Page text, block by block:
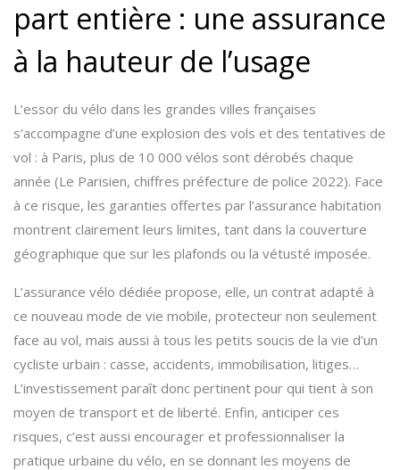
part entière : une assurance
à la hauteur de l’usage
L’essor du vélo dans les grandes villes françaises
s'accompagne d’une explosion des vols et des tentatives de
vol : à Paris, plus de 10 000 vélos sont dérobés chaque
année (Le Parisien, chiffres préfecture de police 2022). Face
à ce risque, les garanties offertes par l’assurance habitation
montrent clairement leurs limites, tant dans la couverture
géographique que sur les plafonds ou la vétusté imposée.
L’assurance vélo dédiée propose, elle, un contrat adapté à
ce nouveau mode de vie mobile, protecteur non seulement
face au vol, mais aussi à tous les petits soucis de la vie d’un
cycliste urbain : casse, accidents, immobilisation, litiges…
L’investissement paraît donc pertinent pour qui tient à son
moyen de transport et de liberté. Enfin, anticiper ces
risques, c’est aussi encourager et professionnaliser la
pratique urbaine du vélo, en se donnant les moyens de